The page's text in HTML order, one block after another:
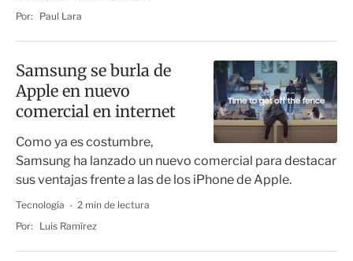
Por:
Paul Lara
Samsung se burla de
Apple en nuevo
comercial en internet
Como ya es costumbre,
Samsung ha lanzado un nuevo comercial para destacar
sus ventajas frente a las de los iPhone de Apple.
Tecnología
2 min de lectura
Por:
Luis Ramírez